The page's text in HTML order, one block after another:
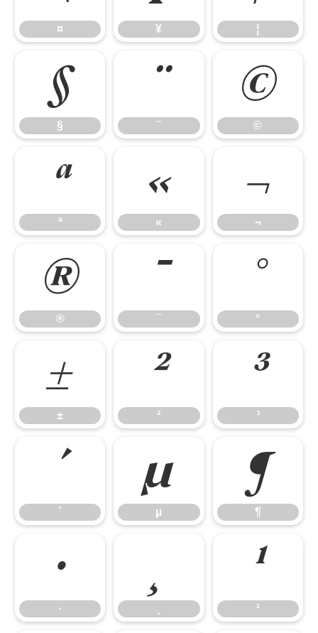
¤ ¥ ¦
§
§
¨
¨
©
©
ª
ª
«
«
¬
¬
®
®
¯
¯
°
°
±
±
²
²
³
³
´
´
µ
µ
¶
¶
·
·
¸ ¹
¹